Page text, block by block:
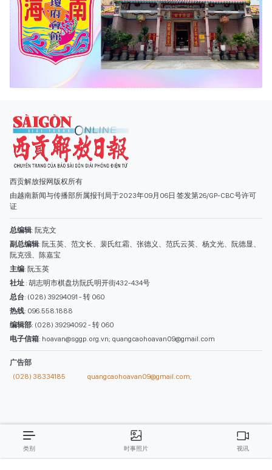
西贡解放报网版权所有
由越南新闻与传播部所属报刊局于2023年09月06日 签发第26/GP-CBC号许可
副总编辑: 阮玉英、范文长、裴氏红霜、张德义、范氏云英、杨文光、阮德显、
阮克强、陈嘉宝
主编: 阮玉英
社址: 胡志明市棋盘坊阮氏明开街432-434号
总台: (028) 39294091 - 转 060
热线: 096.558.1888
编辑部: (028) 39294092 - 转 060
电子信箱
广告部
(028) 38334185
quangcaohoavan09@gmail.com;
类别